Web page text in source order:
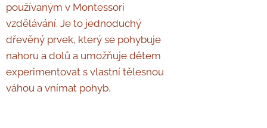
používaným v Montessori
vzdělávání. Je to jednoduchý
dřevěný prvek, který se pohybuje
nahoru a dolů a umožňuje dětem
experimentovat s vlastní tělesnou
váhou a vnímat pohyb.